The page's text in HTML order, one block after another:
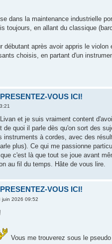
dans la maintenance industrielle
toujours, en allant du classique
débutant après avoir appris le
choisis, en partant d'un
VOUS ICI!
et je suis vraiment content
de quoi il parle dès qu'on sort des
instruments à cordes, avec des
plus). Ce qui me passionne
c'est là que tout se joue avant
au fil du temps. Hâte de vous lire.
VOUS ICI!
juin 2026 09:52
!
Vous me trouverez sous le